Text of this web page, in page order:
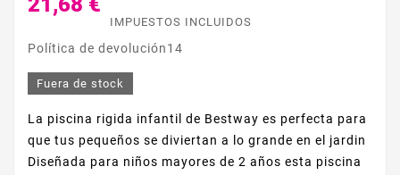
IMPUESTOS INCLUIDOS
Política de devolución14
Fuera de stock
La piscina rigida infantil de Bestway es perfecta para
que tus pequeños se diviertan a lo grande en el jardin
Diseñada para niños mayores de 2 años esta piscina